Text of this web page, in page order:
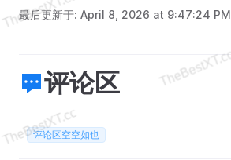
最后更新于: April 8, 2026 at 9:47:24 PM
评论区
评论区空空如也